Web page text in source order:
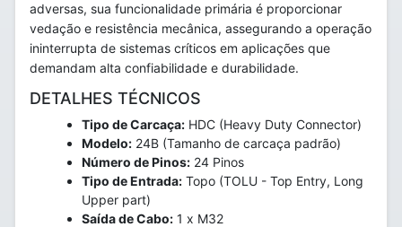
adversas, sua funcionalidade primária é proporcionar
vedação e resistência mecânica, assegurando a operação
ininterrupta de sistemas críticos em aplicações que
demandam alta confiabilidade e durabilidade.
DETALHES TÉCNICOS
Tipo de Carcaça: HDC (Heavy Duty Connector)
Modelo: 24B (Tamanho de carcaça padrão)
Número de Pinos: 24 Pinos
Tipo de Entrada: Topo (TOLU - Top Entry, Long
Upper part)
Saída de Cabo: 1 x M32